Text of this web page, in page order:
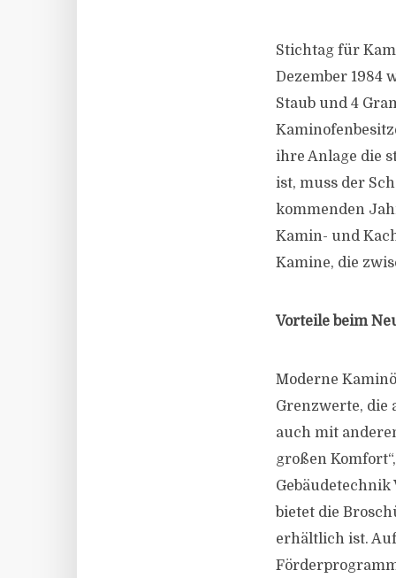
Stichtag für
Dezember 1984
Staub und 4
ihre Anlage die
ist, muss der
kommenden
Kamin- und
Kamine, die
Vorteile beim
Moderne
Grenzwerte, die
auch mit
großen
bietet die
erhältlich ist.